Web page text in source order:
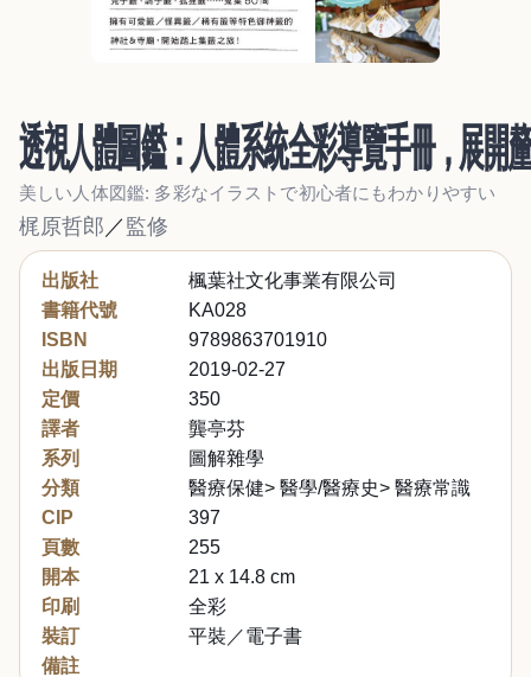
透視人體圖鑑：人體系統全彩導覽手冊，展開
美しい人体図鑑: 多彩なイラストで初心者にもわかりやすい
梶原哲郎 ／ 監修
出版社
楓葉社文化事業有限公司
書籍代號
KA028
ISBN
9789863701910
出版日期
2019-02-27
定價
350
譯者
龔亭芬
系列
圖解雜學
分類
醫療保健> 醫學/醫療史> 醫療常識
CIP
397
頁數
255
開本
21 x 14.8 cm
印刷
全彩
裝訂
平裝／電子書
備註